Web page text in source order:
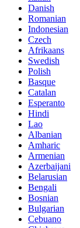
Danish
Romanian
Indonesian
Czech
Afrikaans
Swedish
Polish
Basque
Catalan
Esperanto
Hindi
Lao
Albanian
Amharic
Armenian
Azerbaijani
Belarusian
Bengali
Bosnian
Bulgarian
Cebuano